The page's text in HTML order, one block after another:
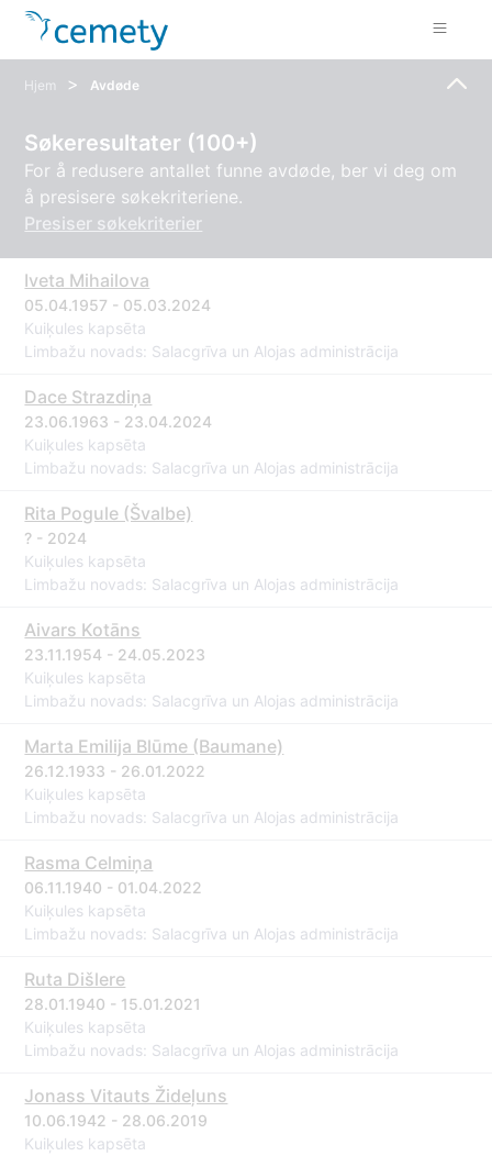
Hjem > Avdøde
Søkeresultater (100+)
For å redusere antallet funne avdøde, ber vi deg om
å presisere søkekriteriene.
Presiser søkekriterier
Iveta Mihailova
05.04.1957 - 05.03.2024
Kuiķules kapsēta
Limbažu novads: Salacgrīva un Alojas administrācija
Dace Strazdiņa
23.06.1963 - 23.04.2024
Kuiķules kapsēta
Limbažu novads: Salacgrīva un Alojas administrācija
Rita Pogule (Švalbe)
? - 2024
Kuiķules kapsēta
Limbažu novads: Salacgrīva un Alojas administrācija
Aivars Kotāns
23.11.1954 - 24.05.2023
Kuiķules kapsēta
Limbažu novads: Salacgrīva un Alojas administrācija
Marta Emilija Blūme (Baumane)
26.12.1933 - 26.01.2022
Kuiķules kapsēta
Limbažu novads: Salacgrīva un Alojas administrācija
Rasma Celmiņa
06.11.1940 - 01.04.2022
Kuiķules kapsēta
Limbažu novads: Salacgrīva un Alojas administrācija
Ruta Dišlere
28.01.1940 - 15.01.2021
Kuiķules kapsēta
Limbažu novads: Salacgrīva un Alojas administrācija
Jonass Vitauts Žideļuns
10.06.1942 - 28.06.2019
Kuiķules kapsēta